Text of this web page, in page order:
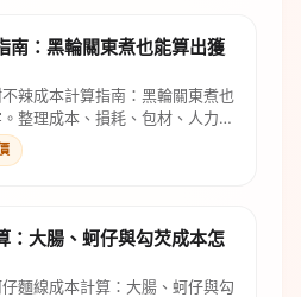
南：黑輪關東煮也能算出獲
辣成本計算指南：黑輪關東煮也
整理成本、損耗、包材、人力與
有毛利。
：大腸、蚵仔與勾芡成本怎
麵線成本計算：大腸、蚵仔與勾